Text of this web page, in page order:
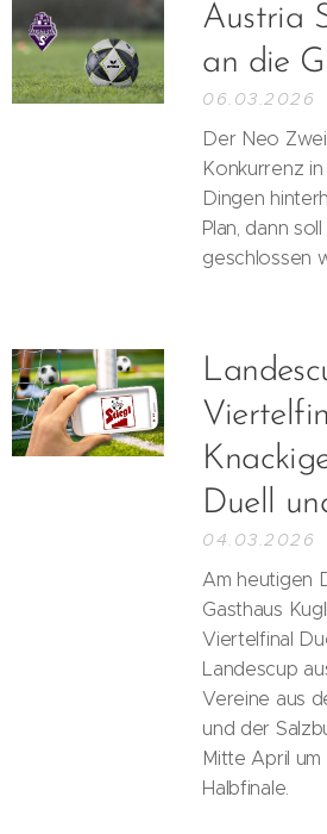
Austria
an die
06.03.2026
Der Neo
Konkurrenz
Dingen
Plan, dann
geschlossen
Duell
04.03.2026
Am heutigen
Gasthaus
Viertelfinal
Landescup
Vereine aus
und der
Mitte April um
Halbfinale.